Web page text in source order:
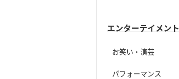
エンターテイメント
お笑い・演芸
パフォーマンス